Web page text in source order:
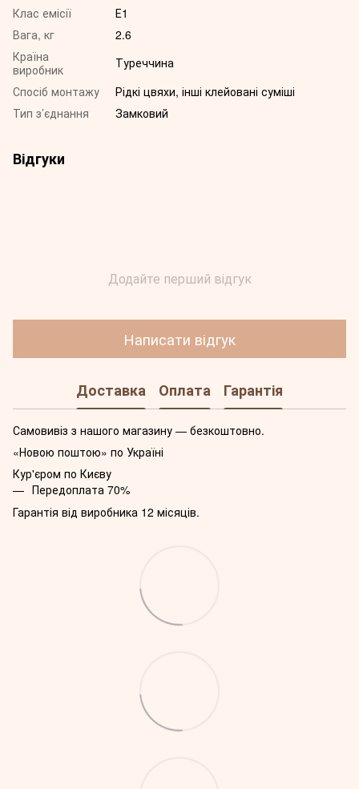
Клас емісії
Е1
Вага, кг
2.6
Країна
виробник
Туреччина
Спосіб монтажу
Рідкі цвяхи, інші клейовані суміші
Тип з’єднання
Замковий
Відгуки
Додайте перший відгук
Написати відгук
Доставка Оплата Гарантія
Самовивіз з нашого магазину — безкоштовно.
«Новою поштою» по Україні
Кур'єром по Києву
Передоплата 70%
Гарантія від виробника 12 місяців.